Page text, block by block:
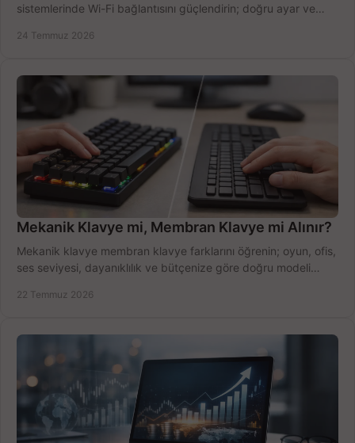
sistemlerinde Wi-Fi bağlantısını güçlendirin; doğru ayar ve
24 Temmuz 2026
Mekanik Klavye mi, Membran Klavye mi Alınır?
Mekanik klavye membran klavye farklarını öğrenin; oyun, ofis,
ses seviyesi, dayanıklılık ve bütçenize göre doğru modeli
22 Temmuz 2026